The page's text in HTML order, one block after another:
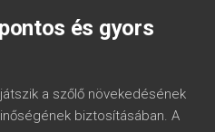
és gyors
a szőlő növekedésének
biztosításában. A